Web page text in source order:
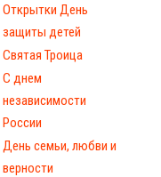
Открытки День
защиты детей
Святая Троица
С днем
независимости
России
День семьи, любви и
верности